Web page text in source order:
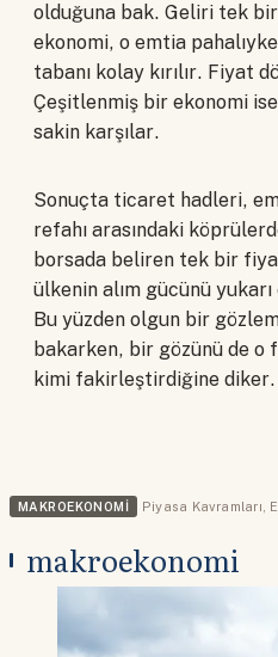
olduğuna bak. Geliri tek
ekonomi, o emtia
tabanı kolay kırılır. Fiyat
Çeşitlenmiş bir ekonomi
sakin karşılar.
Sonuçta ticaret hadleri,
refahı arasındaki
borsada beliren tek bir
ülkenin alım gücünü
Bu yüzden olgun bir
bakarken, bir gözünü de o
kimi fakirleştirdiğine diker.
MAKROEKONOMI Piyasa Kavramları,
makroekonomi